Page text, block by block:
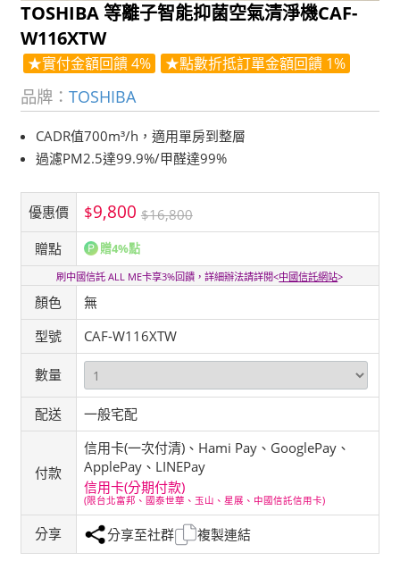
TOSHIBA 等離子智能抑菌空氣清淨機CAF-
W116XTW
★實付金額回饋 4% ★點數折抵訂單金額回饋 1%
品牌： TOSHIBA
CADR值700m³/h，適用單房到整層
過濾PM2.5達99.9%/甲醛達99%
優惠價 $9,800 $16,800
贈點
贈4%點
刷中國信託 ALL ME卡享3%回饋，詳細辦法請詳閱<中國信託網站>
顏色
無
型號
CAF-W116XTW
數量
配送 一般宅配
付款
信用卡(一次付清)、Hami Pay、GooglePay、
ApplePay、LINEPay
信用卡(分期付款)
(限台北富邦、國泰世華、玉山、星展、中國信託信用卡)
分享 分享至社群 複製連結